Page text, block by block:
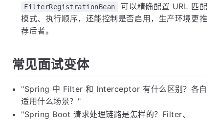
FilterRegistrationBean
可以精确配置 URL 匹配
模式、执行顺序，还能控制是否启用，生产环境更推
荐后者。
常见面试变体
"Spring 中 Filter 和 Interceptor 有什么区别？各自
适用什么场景？"
"Spring Boot 请求处理链路是怎样的？Filter、